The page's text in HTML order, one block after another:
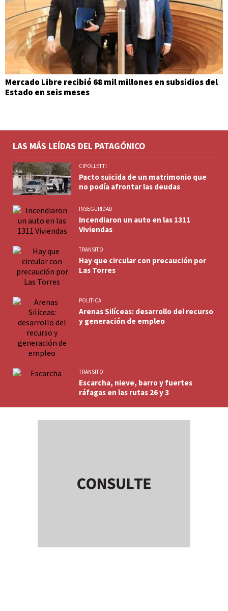
Mercado Libre recibió 68 mil millones en subsidios del
Estado en seis meses
LAS MÁS LEÍDAS DEL PATAGÓNICO
CIPOLLETTI
Pacto suicida de un matrimonio que
no podía afrontar las deudas
INSEGURIDAD
Incendiaron un auto en las 1311
Viviendas
TRANSITO
Hay que circular con precaución por
Las Torres
POLITICA
Arenas Silíceas: desarrollo del recurso
y generación de empleo
TRANSITO
Escarcha, nieve, barro y fuertes
ráfagas en las rutas 26 y 3